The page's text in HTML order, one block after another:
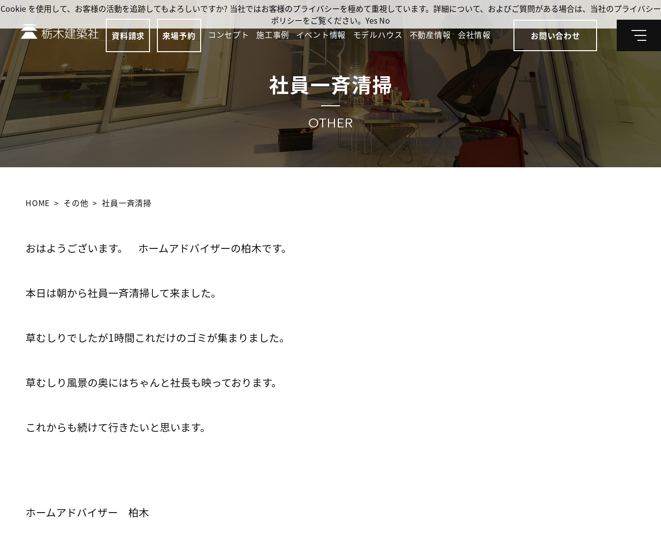
資料請求 来場予約 コンセプト 施工事例 イベント情報 モデルハウス 不動産情報 会社情報 お問い合わせ
メ
社員一斉清掃
OTHER
HOME その他 社員一斉清掃
おはようございます。 ホームアドバイザーの柏木です。
本日は朝から社員一斉清掃して来ました。
草むしりでしたが1時間これだけのゴミが集まりました。
草むしり風景の奥にはちゃんと社長も映っております。
これからも続けて行きたいと思います。
ホームアドバイザー 柏木
Cookie を使用して、お客様の活動を追跡してもよろしいですか? 当社ではお客様のプライバシーを極めて重視しています。詳細について、およびご質問がある場合は、当社のプライバシー
ポリシーをご覧ください。 Yes No